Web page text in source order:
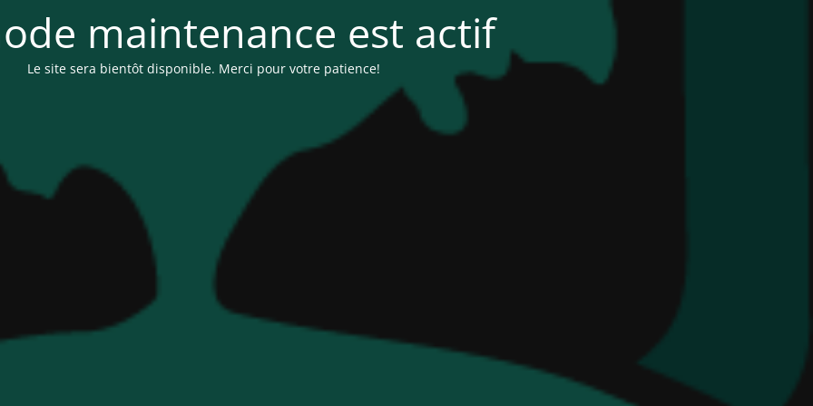
maintenance est actif
Le site sera bientôt disponible. Merci pour votre patience!